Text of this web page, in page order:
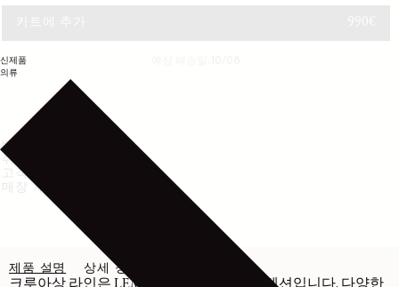
신제품
의류
배송 및 반품
취급 방법
고객센터
매장 재고 확인
제품 설명 상세 정보